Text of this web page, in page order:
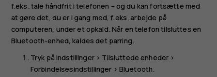
f.eks. tale håndfrit i telefonen – og du kan fortsætte med
at gøre det, du er i gang med, f.eks. arbejde på
computeren, under et opkald. Når en telefon tilsluttes en
Bluetooth-enhed, kaldes det parring.
Tryk påIndstillinger> Tilsluttede enheder >
Forbindelsesindstillinger > Bluetooth.